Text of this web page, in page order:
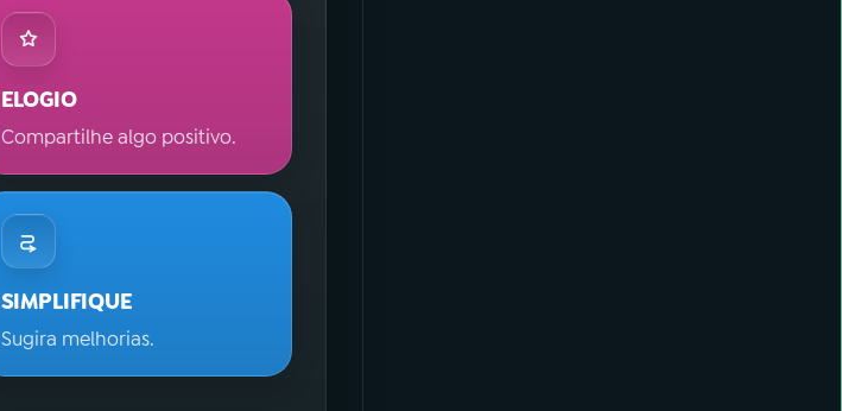
ELOGIO
Compartilhe algo positivo.
SIMPLIFIQUE
Sugira melhorias.